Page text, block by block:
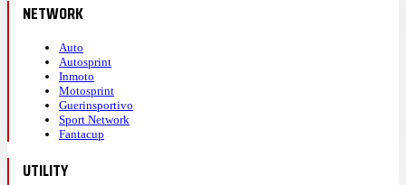
NETWORK
Auto
Autosprint
Inmoto
Motosprint
Guerinsportivo
Sport Network
Fantacup
UTILITY